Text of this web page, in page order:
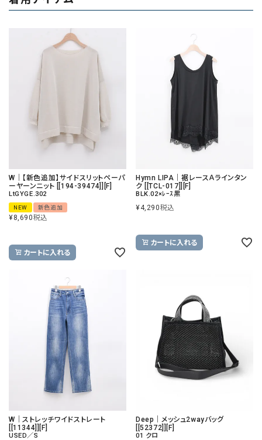
W｜【新色追加】サイドスリットペーパ
ーヤーンニット [[194-39474]][F]
LtGYGE.302
NEW 新色追加
¥8,690税込
カートに入れる
Hymn LIPA｜裾レースＡラインタン
ク [[TCL-017]][F]
BLK.02×ﾚｰｽ黒
¥4,290税込
カートに入れる
W｜ストレッチワイドストレート
[[11344]][F]
USED／S
Deep｜メッシュ2wayバッグ
[[52372]][F]
01 クロ